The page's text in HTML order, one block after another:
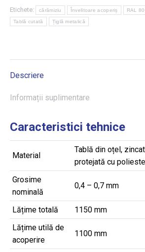
Etichete:
cărămiziu Învelitoare acoperiș RAL
Tablă cutată Țiglă metalică
Descriere
Informații suplimentare
Caracteristici tehnice
Material
Tablă din oțel,
protejată cu
Grosime
nominală
0,4 – 0,7 mm
Lățime totală
1150 mm
Lățime utilă de
acoperire
1100 mm